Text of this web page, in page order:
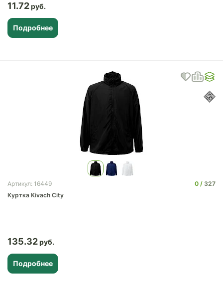
11.72
Подробнее
Артикул: 16449 0
327
Куртка Kivach City
135.32
Подробнее